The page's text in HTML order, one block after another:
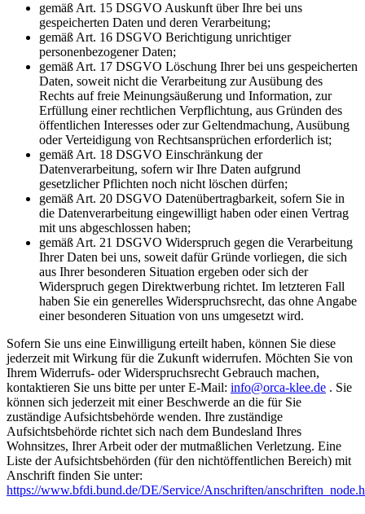
gemäß Art. 15 DSGVO Auskunft über Ihre bei uns
gespeicherten Daten und deren Verarbeitung;
gemäß Art. 16 DSGVO Berichtigung unrichtiger
personenbezogener Daten;
gemäß Art. 17 DSGVO Löschung Ihrer bei uns gespeicherten
Daten, soweit nicht die Verarbeitung zur Ausübung des
Rechts auf freie Meinungsäußerung und Information, zur
Erfüllung einer rechtlichen Verpflichtung, aus Gründen des
öffentlichen Interesses oder zur Geltendmachung, Ausübung
oder Verteidigung von Rechtsansprüchen erforderlich ist;
gemäß Art. 18 DSGVO Einschränkung der
Datenverarbeitung, sofern wir Ihre Daten aufgrund
gesetzlicher Pflichten noch nicht löschen dürfen;
gemäß Art. 20 DSGVO Datenübertragbarkeit, sofern Sie in
die Datenverarbeitung eingewilligt haben oder einen Vertrag
mit uns abgeschlossen haben;
gemäß Art. 21 DSGVO Widerspruch gegen die Verarbeitung
Ihrer Daten bei uns, soweit dafür Gründe vorliegen, die sich
aus Ihrer besonderen Situation ergeben oder sich der
Widerspruch gegen Direktwerbung richtet. Im letzteren Fall
haben Sie ein generelles Widerspruchsrecht, das ohne Angabe
einer besonderen Situation von uns umgesetzt wird.
Sofern Sie uns eine Einwilligung erteilt haben, können Sie diese
jederzeit mit Wirkung für die Zukunft widerrufen. Möchten Sie von
Ihrem Widerrufs- oder Widerspruchsrecht Gebrauch machen,
kontaktieren Sie uns bitte per unter E-Mail: info@orca-klee.de . Sie
können sich jederzeit mit einer Beschwerde an die für Sie
zuständige Aufsichtsbehörde wenden. Ihre zuständige
Aufsichtsbehörde richtet sich nach dem Bundesland Ihres
Wohnsitzes, Ihrer Arbeit oder der mutmaßlichen Verletzung. Eine
Liste der Aufsichtsbehörden (für den nichtöffentlichen Bereich) mit
Anschrift finden Sie unter:
https://www.bfdi.bund.de/DE/Service/Anschriften/